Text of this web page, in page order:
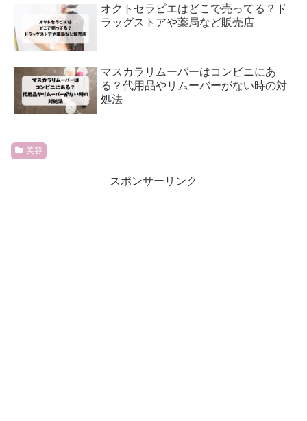
オクトセラピエはどこで売ってる？ド
ラッグストアや薬局など販売店
マスカラリムーバーはコンビニにあ
る？代用品やリムーバーがない時の対
処法
美容
スポンサーリンク